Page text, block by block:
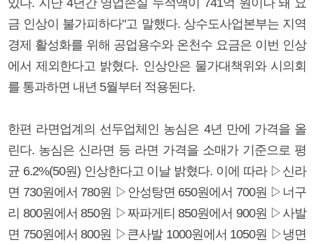
금 인상이 불가피하다"고 말했다. 상수도사업본부는 지역
경제 활성화를 위해 공업용수와 온천수 요금은 이번 인상
에서 제외한다고 밝혔다. 인상안은 물가대책위와 시의회
를 통과하면 내년 5월부터 적용된다.
한편 라면업계의 선두업체인 농심은 4년 만에 가격을 올
린다. 농심은 신라면 등 라면 가격을 소매가 기준으로 평
균 6.2%(50원) 인상한다고 이날 밝혔다. 이에 따라 ▷신라
면 730원에서 780원 ▷안성탕면 650원에서 700원 ▷너구
리 800원에서 850원 ▷짜파게티 850원에서 900원 ▷사발
면 750원에서 800원 ▷큰사발 1000원에서 1050원 ▷냉면